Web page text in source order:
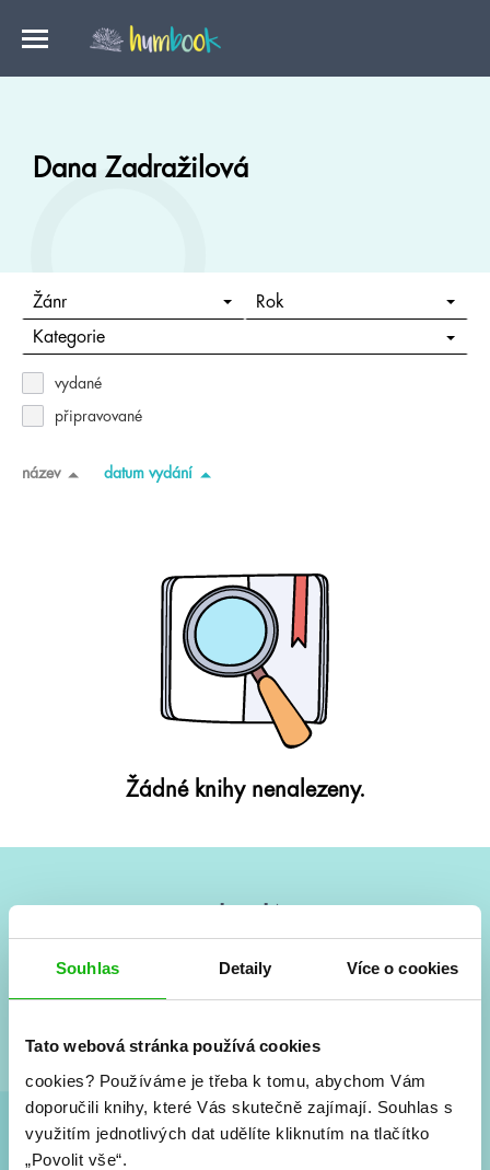
Souhlas Detaily Více o cookies
Tato webová stránka používá cookies
cookies? Používáme je třeba k tomu, abychom Vám
doporučili knihy, které Vás skutečně zajímají. Souhlas s
využitím jednotlivých dat udělíte kliknutím na tlačítko
„Povolit vše“.
Dana Zadražilová
Žánr Rok
Kategorie
vydané
připravované
název datum vydání
Žádné knihy nenalezeny.
Vše kolem #youngadult každý měsíc rovnou do mailu!
a seriálové adaptace a další.